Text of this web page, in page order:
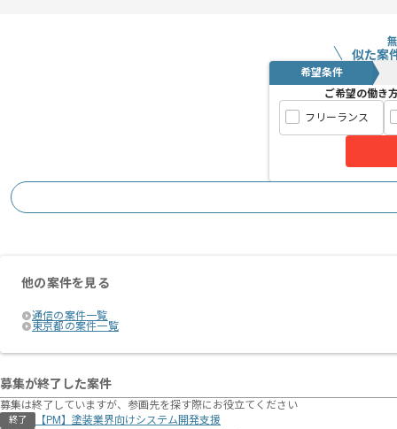
似た案
希望条件
ご希望の働き
フリーランス
他の案件を見る
通信の案件一覧
東京都の案件一覧
募集が終了した案件
募集は終了していますが、参画先を探す際にお役立てください
終了 【PM】塗装業界向けシステム開発支援